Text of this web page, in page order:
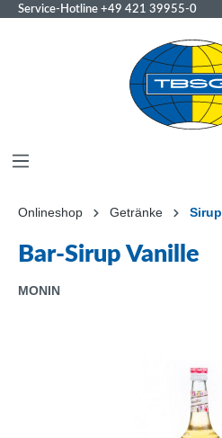
Service-Hotline +49 421 39955-0
Onlineshop Getränke Sirup
Bar-Sirup Vanille
MONIN